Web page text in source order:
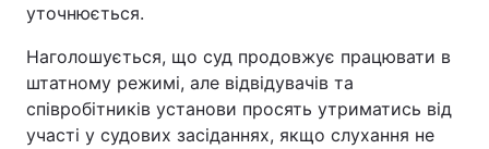
уточнюється.
Наголошується, що суд продовжує працювати в
штатному режимі, але відвідувачів та
співробітників установи просять утриматись від
участі у судових засіданнях, якщо слухання не